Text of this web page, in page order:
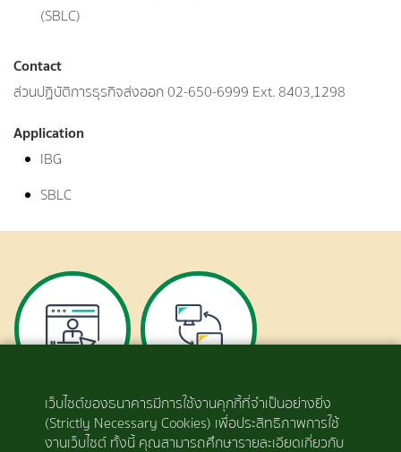
(SBLC)
Contact
ส่วนปฏิบัติการธุรกิจส่งออก 02-650-6999 Ext. 8403,1298
Application
IBG
SBLC
สมัครใช้บริการ
ดาวน์โหลดไฟล์
แบบฟอร์มการใช้
เว็บไซต์ของธนาคารมีการใช้งานคุกกี้ที่จำเป็นอย่างยิ่ง
(Strictly Necessary Cookies) เพื่อประสิทธิภาพการใช้
งานเว็บไซต์ ทั้งนี้ คุณสามารถศึกษารายละเอียดเกี่ยวกับ